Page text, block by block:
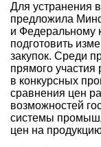
Для устранения
предложила
и Федеральному
подготовить
закупок. Среди
прямого участия
в конкурсных
сравнения цен
возможностей
системы
цен на